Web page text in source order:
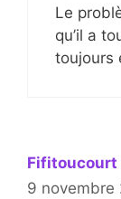
Le
qu’il a
toujours
Fifitoucourt
9 novembre